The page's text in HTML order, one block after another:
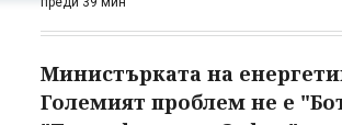
Министърката на
Големият проблем не е